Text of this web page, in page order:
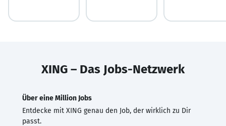
XING – Das Jobs-Netzwerk
Über eine Million Jobs
Entdecke mit XING genau den Job, der wirklich zu Dir
passt.